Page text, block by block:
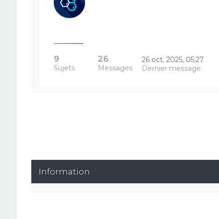
9
Sujets
26
Messages
26 oct. 2025, 05:27
Dernier message
Information